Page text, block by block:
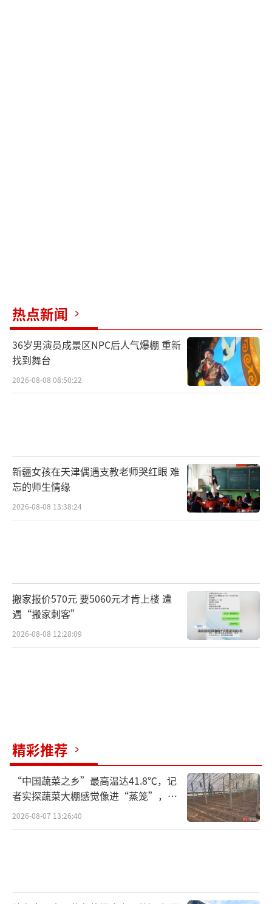
热点新闻
36岁男演员成景区NPC后人气爆棚 重新
找到舞台
2026-08-08 08:50:22
新疆女孩在天津偶遇支教老师哭红眼 难
忘的师生情缘
2026-08-08 13:38:24
搬家报价570元 要5060元才肯上楼 遭
遇“搬家刺客”
2026-08-08 12:28:09
精彩推荐
“中国蔬菜之乡”最高温达41.8℃，记
者实探蔬菜大棚感觉像进“蒸笼”，有
村民称只能凌晨两点起来干活
2026-08-07 13:26:40